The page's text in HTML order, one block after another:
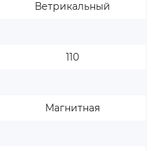
Ветрикальный
110
Магнитная